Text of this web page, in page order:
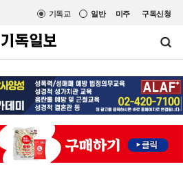
미주 구독신청
일반
기독교